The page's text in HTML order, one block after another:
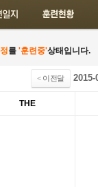
를 '훈련중'상태입니다.
< 이전달 2015-
THE